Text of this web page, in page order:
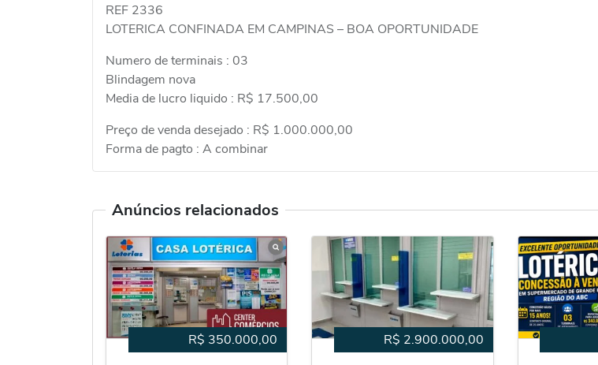
REF 2336
LOTERICA CONFINADA EM CAMPINAS – BOA OPORTUNIDADE
Numero de terminais : 03
Blindagem nova
Media de lucro liquido : R$ 17.500,00
Preço de venda desejado : R$ 1.000.000,00
Forma de pagto : A combinar
Anúncios relacionados
R$ 350.000,00 R$ 2.900.000,00